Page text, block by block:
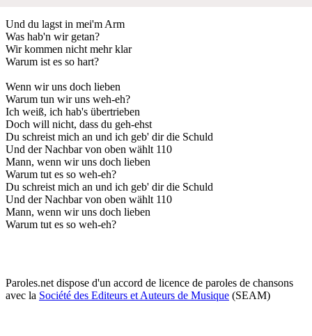
Und du lagst in mei'm Arm
Was hab'n wir getan?
Wir kommen nicht mehr klar
Warum ist es so hart?
Wenn wir uns doch lieben
Warum tun wir uns weh-eh?
Ich weiß, ich hab's übertrieben
Doch will nicht, dass du geh-ehst
Du schreist mich an und ich geb' dir die Schuld
Und der Nachbar von oben wählt 110
Mann, wenn wir uns doch lieben
Warum tut es so weh-eh?
Du schreist mich an und ich geb' dir die Schuld
Und der Nachbar von oben wählt 110
Mann, wenn wir uns doch lieben
Warum tut es so weh-eh?
Paroles.net dispose d'un accord de licence de paroles de chansons
avec la Société des Editeurs et Auteurs de Musique (SEAM)